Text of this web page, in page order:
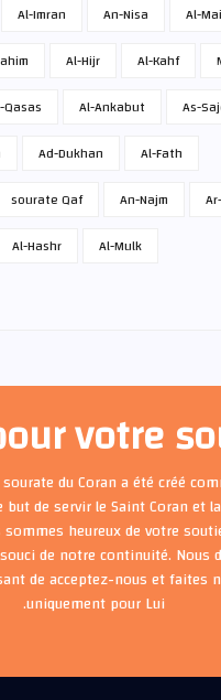
Al-Imran An-Nisa
Al-
Al-Hijr Al-Kahf
Qasas Al-Ankabut
As-
Ad-Dukhan
Al-Fath
sourate Qaf An-Najm
Al-Hashr Al-Mulk
votre
du Coran a été créé
but de servir le Saint Coran et
sommes heureux de votre
de notre continuité. Nous
de acceptez-nous et faites
uniquement pour Lui.